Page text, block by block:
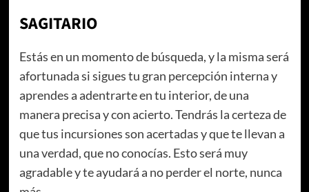
SAGITARIO
Estás en un momento de búsqueda, y la misma será
afortunada si sigues tu gran percepción interna y
aprendes a adentrarte en tu interior, de una
manera precisa y con acierto. Tendrás la certeza de
que tus incursiones son acertadas y que te llevan a
una verdad, que no conocías. Esto será muy
agradable y te ayudará a no perder el norte, nunca